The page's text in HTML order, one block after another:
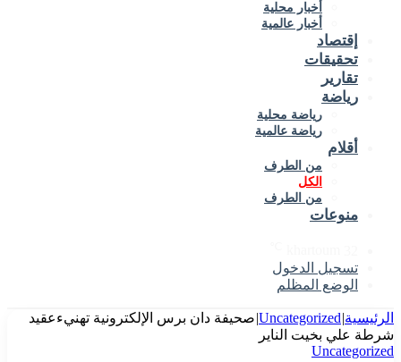
أخبار محلية
أخبار عالمية
إقتصاد
تحقيقات
تقارير
رياضة
رياضة محلية
رياضة عالمية
أقلام
من الطرف
الكل
من الطرف
منوعات
تسجيل الدخول
الوضع المظلم
الرئيسية|
Uncategorized
|صحيفة دان برس الإلكترونية تهنيءعقيد
شرطة علي بخيت الناير
Uncategorized